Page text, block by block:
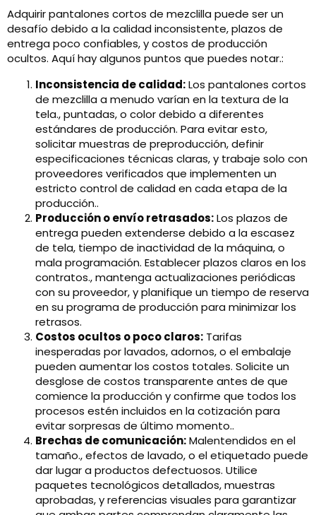
Adquirir pantalones cortos de mezclilla puede ser un
desafío debido a la calidad inconsistente, plazos de
entrega poco confiables, y costos de producción
ocultos. Aquí hay algunos puntos que puedes notar.:
Inconsistencia de calidad:Los pantalones cortos
de mezclilla a menudo varían en la textura de la
tela., puntadas, o color debido a diferentes
estándares de producción. Para evitar esto,
solicitar muestras de preproducción, definir
especificaciones técnicas claras, y trabaje solo con
proveedores verificados que implementen un
estricto control de calidad en cada etapa de la
producción..
Producción o envío retrasados:Los plazos de
entrega pueden extenderse debido a la escasez
de tela, tiempo de inactividad de la máquina, o
mala programación. Establecer plazos claros en los
contratos., mantenga actualizaciones periódicas
con su proveedor, y planifique un tiempo de reserva
en su programa de producción para minimizar los
retrasos.
Costos ocultos o poco claros: Tarifas
inesperadas por lavados, adornos, o el embalaje
pueden aumentar los costos totales. Solicite un
desglose de costos transparente antes de que
comience la producción y confirme que todos los
procesos estén incluidos en la cotización para
evitar sorpresas de último momento..
Brechas de comunicación:Malentendidos en el
tamaño., efectos de lavado, o el etiquetado puede
dar lugar a productos defectuosos. Utilice
paquetes tecnológicos detallados, muestras
aprobadas, y referencias visuales para garantizar